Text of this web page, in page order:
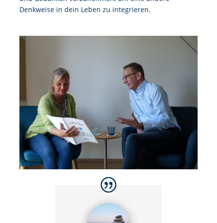
Denkweise in dein Leben zu integrieren.